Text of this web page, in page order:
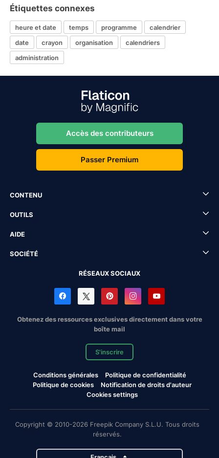
Étiquettes connexes
heure et date temps programme
calendrier
date
crayon organisation
calendriers
administration
Accès des contributeurs
Passer Premium
CONTENU
OUTILS
AIDE
SOCIÉTÉ
RÉSEAUX SOCIAUX
Obtenez des ressources exclusives directement dans votre
boîte mail
S'inscrire
Conditions générales
Politique de confidentialité
Politique de cookies
Notification de droits d'auteur
Cookies settings
Copyright © 2010-2026 Freepik Company S.L.U. Tous droits
réservés.